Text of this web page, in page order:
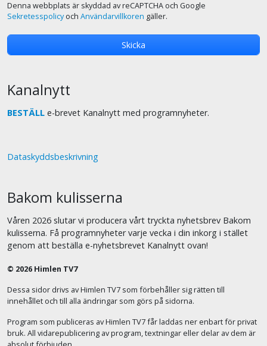
Denna webbplats är skyddad av reCAPTCHA och Google
Sekretesspolicyoch Användarvillkoren gäller.
Kanalnytt
BESTÄLL e-brevet Kanalnytt med programnyheter.
Dataskyddsbeskrivning
Bakom kulisserna
Våren 2026 slutar vi producera vårt tryckta nyhetsbrev Bakom
kulisserna. Få programnyheter varje vecka i din inkorg i stället
genom att beställa e-nyhetsbrevet Kanalnytt ovan!
© 2026 Himlen TV7
Dessa sidor drivs av Himlen TV7 som förbehåller sig rätten till
innehållet och till alla ändringar som görs på sidorna.
Program som publiceras av Himlen TV7 får laddas ner enbart för privat
bruk. All vidarepublicering av program, textningar eller delar av dem är